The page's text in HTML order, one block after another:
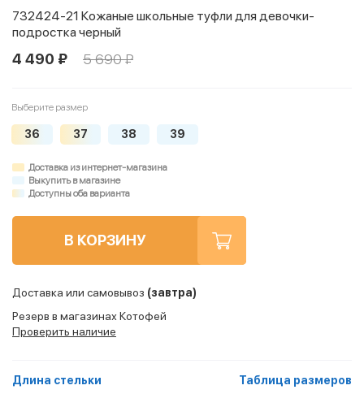
732424-21 Кожаные школьные туфли для девочки-
подростка черный
4 490 ₽ 5 690 ₽
Выберите размер
36 37 38 39
Доставка из интернет-магазина
Выкупить в магазине
Доступны оба варианта
В КОРЗИНУ
Доставка или самовывоз (завтра)
Резерв в магазинах Котофей
Проверить наличие
Длина стельки Таблица размеров